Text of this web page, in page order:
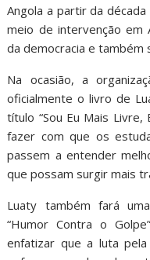
Angola a partir da
meio de intervenção em
da democracia e também
Na ocasião, a
oficialmente o livro de
título “Sou Eu Mais
fazer com que os
passem a entender
que possam surgir mais
Luaty também fará
“Humor Contra o
enfatizar que a luta